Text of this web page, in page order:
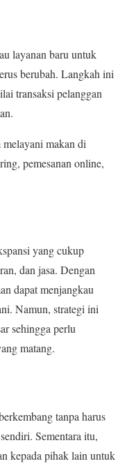
layanan baru untuk
berubah. Langkah ini
transaksi pelanggan
makan di
pemesanan online,
yang cukup
dan jasa. Dengan
dapat menjangkau
Namun, strategi ini
sehingga perlu
matang.
tanpa harus
Sementara itu,
kepada pihak lain untuk